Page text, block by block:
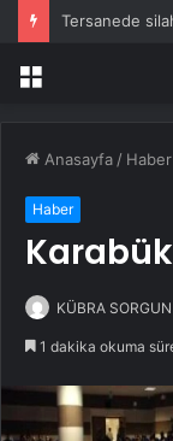
Menü
Anasayfa / Haber
Haber
KÜBRA
1 dakika okuma